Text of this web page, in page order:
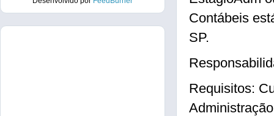
Contábeis
SP.
Requisitos: